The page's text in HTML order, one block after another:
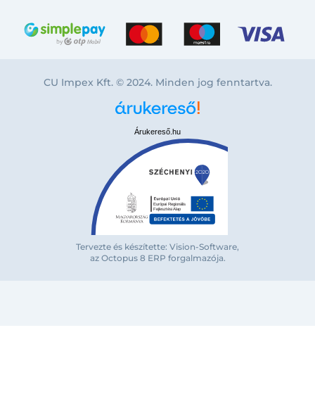
CU Impex Kft. © 2024. Minden jog fenntartva.
Árukereső.hu
Tervezte és készítette: Vision-Software,
az Octopus 8 ERP forgalmazója.